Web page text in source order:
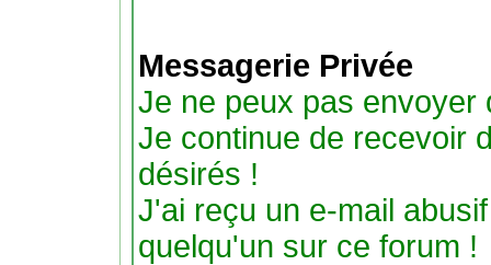
Messagerie Privée
Je ne peux pas envoyer
Je continue de recevoir
désirés !
J'ai reçu un e-mail
quelqu'un sur ce forum !